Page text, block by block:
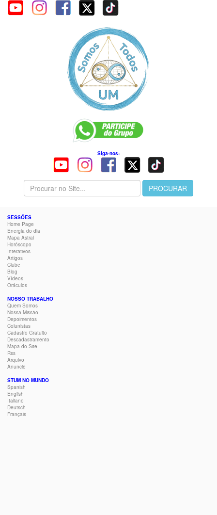
Siga-nos:
SESSÕES
Home Page
Energia do dia
Mapa Astral
Horóscopo
Interativos
Artigos
Clube
Blog
Vídeos
Oráculos
NOSSO TRABALHO
Quem Somos
Nossa Missão
Depoimentos
Colunistas
Cadastro Gratuito
Descadastramento
Mapa do Site
Rss
Arquivo
Anuncie
STUM NO MUNDO
Spanish
English
Italiano
Deutsch
Français